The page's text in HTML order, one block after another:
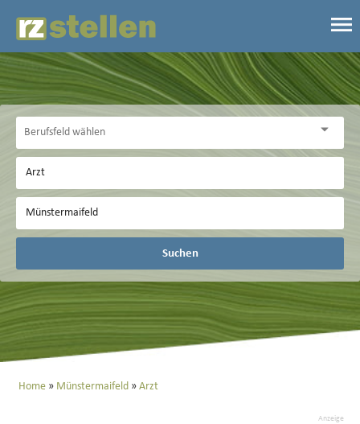
Suchen
Home Münstermaifeld Arzt
Anzeige